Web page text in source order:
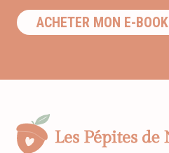
ACHETER MON E-BOOK